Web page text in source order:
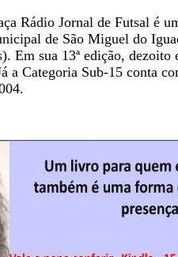
Rádio Jornal de Futsal é
de São Miguel do
Em sua 13ª edição,
a Categoria Sub-15 conta